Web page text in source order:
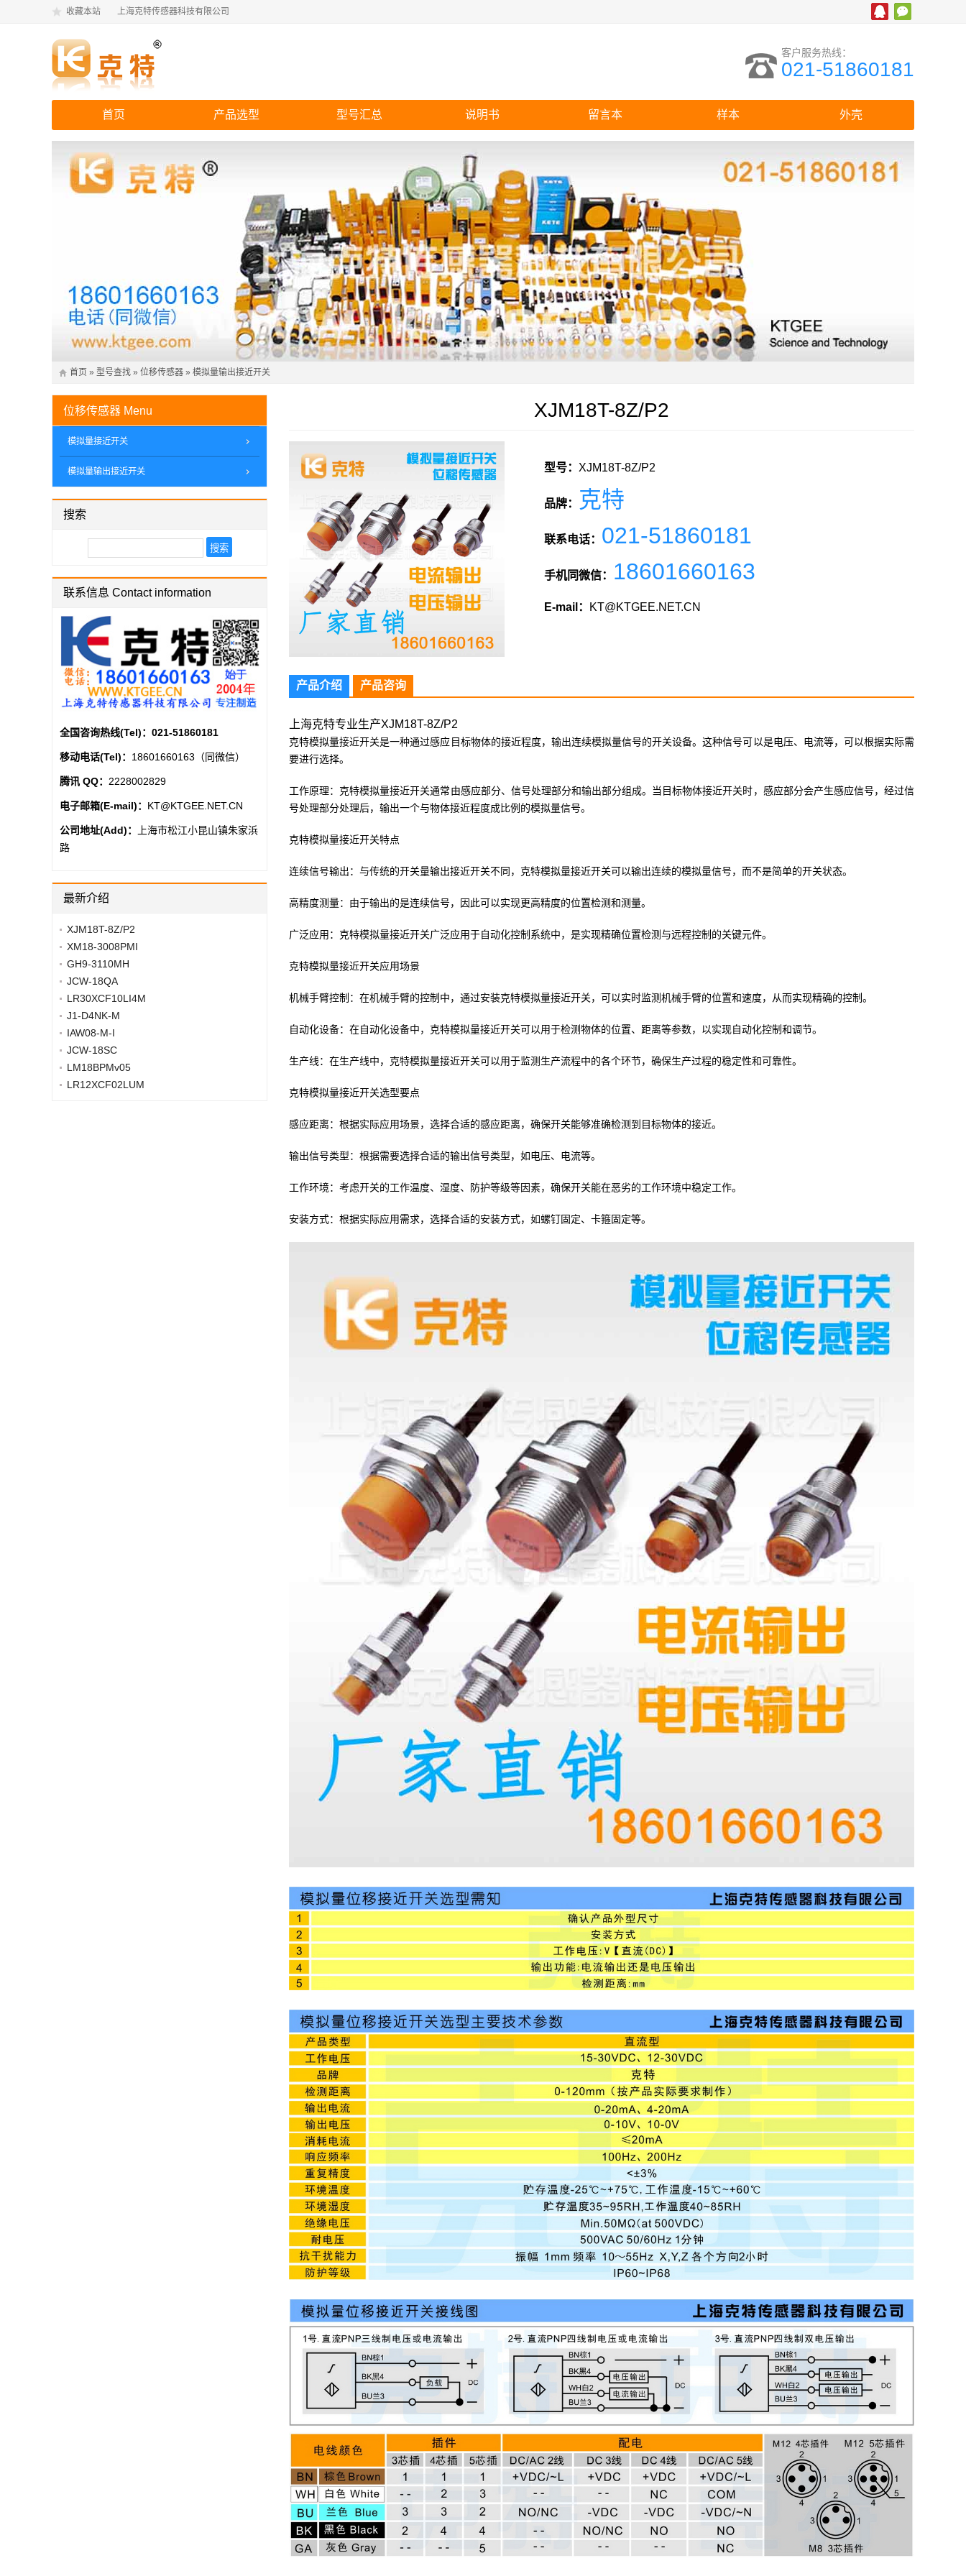
收藏本站 上海克特传感器科技有限公司
客户服务热线：
021-51860181
首页 产品选型 型号汇总 说明书 留言本 样本 外壳
首页 » 型号查找 » 位移传感器 » 模拟量输出接近开关
XJM18T-8Z/P2
型号： XJM18T-8Z/P2
品牌： 克特
联系电话： 021-51860181
手机同微信： 18601660163
E-mail： KT@KTGEE.NET.CN
产品介绍 产品咨询
上海克特专业生产XJM18T-8Z/P2
克特模拟量接近开关是一种通过感应目标物体的接近程度，输出连续模拟量信号的开关设备。这种信号可以是电压、电流等，可以根据实际需
要进行选择。
工作原理：克特模拟量接近开关通常由感应部分、信号处理部分和输出部分组成。当目标物体接近开关时，感应部分会产生感应信号，经过信
号处理部分处理后，输出一个与物体接近程度成比例的模拟量信号。
克特模拟量接近开关特点
连续信号输出：与传统的开关量输出接近开关不同，克特模拟量接近开关可以输出连续的模拟量信号，而不是简单的开关状态。
高精度测量：由于输出的是连续信号，因此可以实现更高精度的位置检测和测量。
广泛应用：克特模拟量接近开关广泛应用于自动化控制系统中，是实现精确位置检测与远程控制的关键元件。
克特模拟量接近开关应用场景
机械手臂控制：在机械手臂的控制中，通过安装克特模拟量接近开关，可以实时监测机械手臂的位置和速度，从而实现精确的控制。
自动化设备：在自动化设备中，克特模拟量接近开关可以用于检测物体的位置、距离等参数，以实现自动化控制和调节。
生产线：在生产线中，克特模拟量接近开关可以用于监测生产流程中的各个环节，确保生产过程的稳定性和可靠性。
克特模拟量接近开关选型要点
感应距离：根据实际应用场景，选择合适的感应距离，确保开关能够准确检测到目标物体的接近。
输出信号类型：根据需要选择合适的输出信号类型，如电压、电流等。
工作环境：考虑开关的工作温度、湿度、防护等级等因素，确保开关能在恶劣的工作环境中稳定工作。
安装方式：根据实际应用需求，选择合适的安装方式，如螺钉固定、卡箍固定等。
位移传感器 Menu
模拟量接近开关
模拟量输出接近开关
搜索
联系信息 Contact information
全国咨询热线(Tel)： 021-51860181
移动电话(Tel)： 18601660163（同微信）
腾讯 QQ： 2228002829
电子邮箱(E-mail)： KT@KTGEE.NET.CN
公司地址(Add)：
上海市松江小昆山镇朱家浜
路
最新介绍
XJM18T-8Z/P2
XM18-3008PMI
GH9-3110MH
JCW-18QA
LR30XCF10LI4M
J1-D4NK-M
IAW08-M-I
JCW-18SC
LM18BPMv05
LR12XCF02LUM